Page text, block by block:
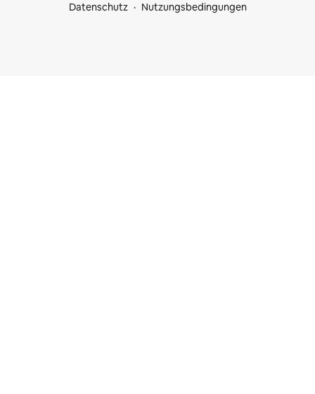
Datenschutz
Nutzungsbedingungen